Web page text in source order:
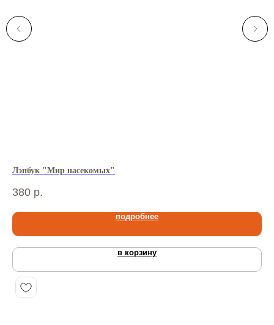
Лэпбук "Мир насекомых"
380 р.
подробнее
в корзину